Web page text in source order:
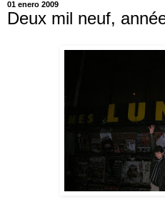
01 enero 2009
Deux mil neuf,